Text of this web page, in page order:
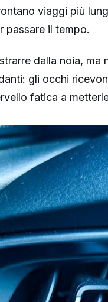
viaggi più
passare il tempo.
dalla noia, ma
gli occhi
fatica a